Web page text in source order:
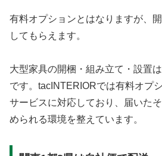
有料オプションとはなりますが、
してもらえます。
大型家具の開梱・組み立て・設置
です。tacINTERIORでは有料オプ
サービスに対応しており、届いた
められる環境を整えています。